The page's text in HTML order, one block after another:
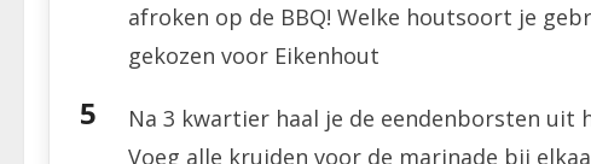
afroken op de BBQ! Welke houtsoort je
gekozen voor Eikenhout
Na 3 kwartier haal je de eendenborsten uit
Voeg alle kruiden voor de marinade bij